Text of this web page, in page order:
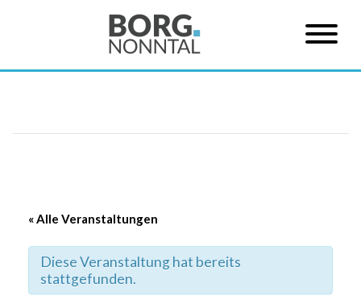
« Alle Veranstaltungen
Diese Veranstaltung hat bereits
stattgefunden.